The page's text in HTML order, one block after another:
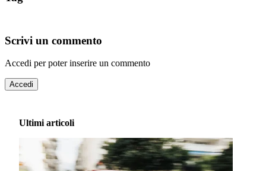
Scrivi un commento
Accedi per poter inserire un commento
Accedi
Ultimi articoli